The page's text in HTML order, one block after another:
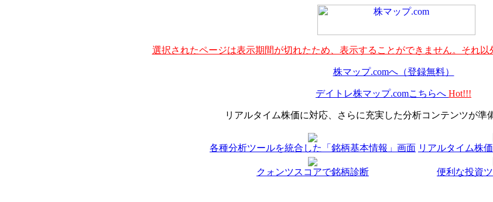
選択されたページは表示期間が切れたため、表示することができません。それ
株マップ.comへ（登録無料）
デイトレ株マップ.comこちらへ Hot!!!
リアルタイム株価に対応、さらに充実した分析コンテンツが準
各種分析ツールを統合した「銘柄基本情報」画面 リアルタイム株
クォンツスコアで銘柄診断 便利な投資